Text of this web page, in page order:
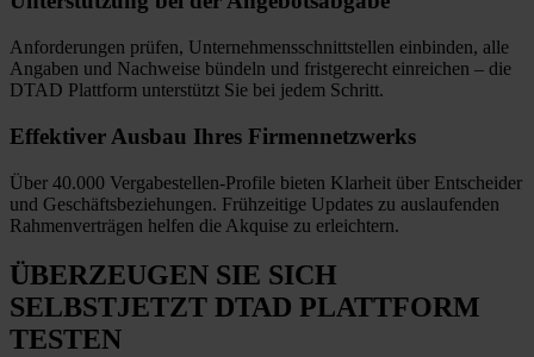
Anforderungen prüfen, Unternehmensschnittstellen einbinden, alle
Angaben und Nachweise bündeln und fristgerecht einreichen – die
DTAD Plattform unterstützt Sie bei jedem Schritt.
Effektiver Ausbau Ihres Firmennetzwerks
Über 40.000 Vergabestellen-Profile bieten Klarheit über Entscheider
und Geschäftsbeziehungen. Frühzeitige Updates zu auslaufenden
Rahmenverträgen helfen die Akquise zu erleichtern.
ÜBERZEUGEN SIE SICH
SELBSTJETZT DTAD PLATTFORM
TESTEN